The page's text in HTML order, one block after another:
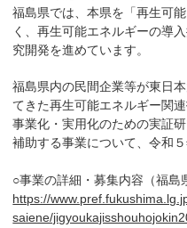
福島県では、本県を「再生可
く、再生可能エネルギーの導
究開発を進めています。
福島県内の民間企業等が東日
てきた再生可能エネルギー関
事業化・実用化のための実証
補助する事業について、令和
○事業の詳細・募集内容（福島
https://
saiene/